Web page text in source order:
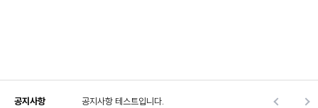
공지사항 공지사항 테스트입니다.